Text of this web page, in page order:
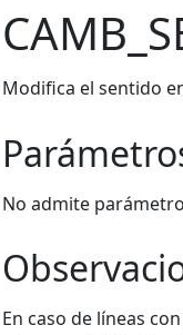
Modifica el sentido
No admite
En caso de líneas